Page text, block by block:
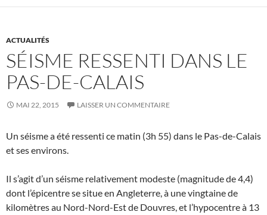
ACTUALITÉS
SÉISME RESSENTI DANS LE
PAS-DE-CALAIS
MAI 22, 2015 LAISSER UN COMMENTAIRE
Un séisme a été ressenti ce matin (3h 55) dans le Pas-de-Calais
et ses environs.
Il s’agit d’un séisme relativement modeste (magnitude de 4,4)
dont l’épicentre se situe en Angleterre, à une vingtaine de
kilomètres au Nord-Nord-Est de Douvres, et l’hypocentre à 13